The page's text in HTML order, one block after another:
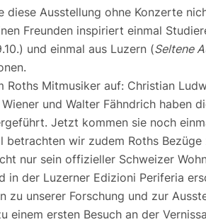
diese Ausstellung ohne Konzerte
Freunden inspiriert einmal
und einmal aus Luzern (Seltene
Roths Mitmusiker auf: Christian
und Walter Fähndrich haben
Jetzt kommen sie noch
betrachten wir zudem Roths
nur sein offizieller Schweizer
in der Luzerner Edizioni Periferia
zu unserer Forschung und zur
einem ersten Besuch an der